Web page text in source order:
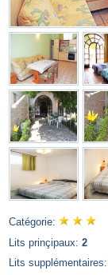
Catégorie:
Lits prinçipaux: 2
Lits supplémentaires: